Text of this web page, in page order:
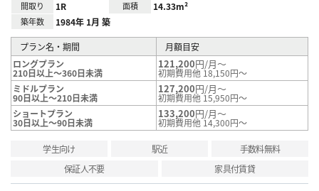
間取り 1R 面積 14.33m²
築年数 1984年 1月 築
プラン名・期間
月額目安
ロングプラン
210日以上～360日未満
121,200円/月～
初期費用他 18,150円～
ミドルプラン
90日以上～210日未満
127,200円/月～
初期費用他 15,950円～
ショートプラン
30日以上～90日未満
133,200円/月～
初期費用他 14,300円～
学生向け 駅近
手数料無料
保証人不要
家具付賃貸